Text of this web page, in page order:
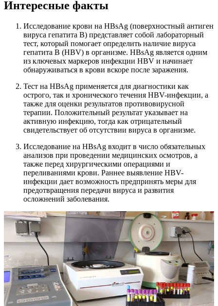
Интересные факты
Исследование крови на HBsAg (поверхностный антиген
вируса гепатита B) представляет собой лабораторный
тест, который помогает определить наличие вируса
гепатита B (HBV) в организме. HBsAg является одним
из ключевых маркеров инфекции HBV и начинает
обнаруживаться в крови вскоре после заражения.
Тест на HBsAg применяется для диагностики как
острого, так и хронического течения HBV-инфекции, а
также для оценки результатов противовирусной
терапии. Положительный результат указывает на
активную инфекцию, тогда как отрицательный
свидетельствует об отсутствии вируса в организме.
Исследование на HBsAg входит в число обязательных
анализов при проведении медицинских осмотров, а
также перед хирургическими операциями и
переливаниями крови. Раннее выявление HBV-
инфекции дает возможность предпринять меры для
предотвращения передачи вируса и развития
осложнений заболевания.